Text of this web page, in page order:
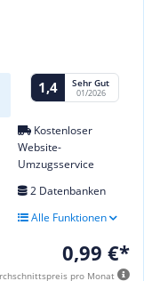
1,4 Sehr Gut
01/2026
Kostenloser
Website-
Umzugsservice
2 Datenbanken
Alle Funktionen
0,99 €*
pro Monat